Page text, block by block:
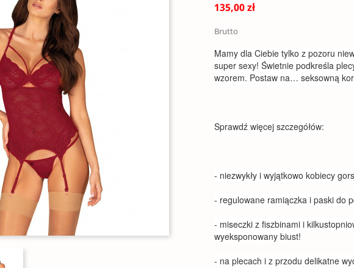
135,00 zł
Brutto
Mamy dla Ciebie tylko z pozoru
super sexy! Świetnie podkreśla
wzorem. Postaw na… seksowną
Sprawdź więcej szczegółów:
- niezwykły i wyjątkowo kobiecy
- regulowane ramiączka i paski do
- miseczki z fiszbinami i
wyeksponowany biust!
- na plecach i z przodu delikatne